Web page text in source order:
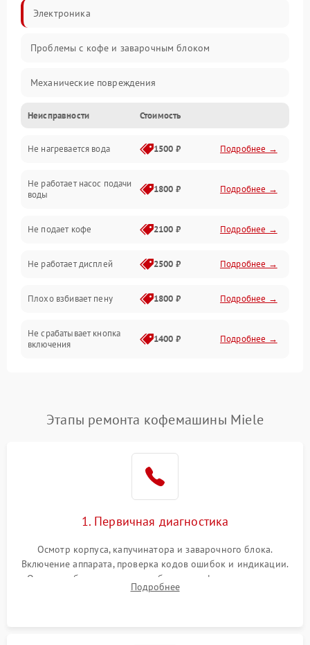
Электроника
Проблемы с кофе и заварочным блоком
Механические повреждения
Прочие неисправности
Включение и работа
Проблемы с водой
Проблемы с капучинатором и паром
Управление и электроника
Программное обеспечение
Неисправности Стоимость
Не нагревается вода 1500 ₽ Подробнее →
Не работает насос подачи
воды
1800 ₽ Подробнее →
Не подает кофе 2100 ₽ Подробнее →
Не работает дисплей 2500 ₽ Подробнее →
Плохо взбивает пену 1800 ₽ Подробнее →
Не срабатывает кнопка
включения
1400 ₽ Подробнее →
Постоянные сбои в работе 1500 ₽ Подробнее →
Этапы ремонта кофемашины Miele
1. Первичная диагностика
Осмотр корпуса, капучинатора и заварочного блока.
Включение аппарата, проверка кодов ошибок и индикации.
Оценка работы помпы, термоблока и кофемолки на слух.
Измерение температуры и давления воды для выявления
Подробнее